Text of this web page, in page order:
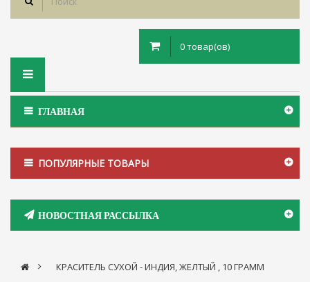
0 товар(ов)
Toggle
ГЛАВНАЯ
ПОПУЛЯРНЫЕ ТОВАРЫ
НОВОСТНАЯ РАССЫЛКА
> КРАСИТЕЛЬ СУХОЙ - ИНДИЯ, ЖЕЛТЫЙ , 10 ГРАММ